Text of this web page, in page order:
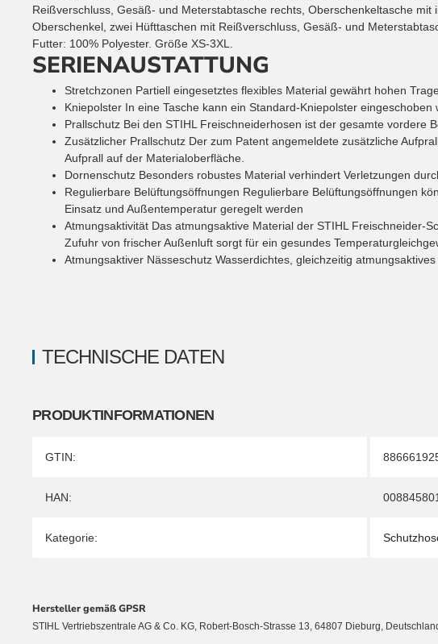
TECHNISCHE DATEN
PRODUKTINFORMATIONEN
Produkteigenschaft
Wert
GTIN:
HAN:
Kategorie:
Reißverschluss, Gesäß- und Meterstabtasche rechts, Oberschenkeltasche
Oberschenkel, zwei Hüfttaschen mit Reißverschluss, Gesäß- und
Futter: 100% Polyester. Größe XS-3XL.
SERIENAUSTATTUNG
Stretchzonen Partiell eingesetztes flexibles Material gewährt hohen
Kniepolster In eine Tasche kann ein Standard-Kniepolster
Prallschutz Bei den STIHL Freischneiderhosen ist der gesamte vordere
Zusätzlicher Prallschutz Der zum Patent angemeldete zusätzliche
Aufprall auf der Materialoberfläche.
Dornenschutz Besonders robustes Material verhindert Verletzungen
Regulierbare Belüftungsöffnungen Regulierbare Belüftungsöffnungen
Einsatz und Außentemperatur geregelt werden
Atmungsaktivität Das atmungsaktive Material der STIHL Freischneider-
Zufuhr von frischer Außenluft sorgt für ein gesundes
Atmungsaktiver Nässeschutz Wasserdichtes, gleichzeitig
Hersteller gemäß GPSR
STIHL Vertriebszentrale AG & Co. KG, Robert-Bosch-Strasse 13, 64807 Dieburg,